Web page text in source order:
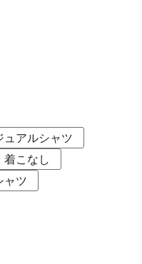
ュアルシャツ
着こなし
ャツ